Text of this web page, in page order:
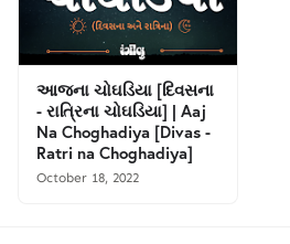
આજના ચોઘડિયા [દિવસના
- રાત્રિના ચોઘડિયા] | Aaj
Na Choghadiya [Divas -
Ratri na Choghadiya]
October 18, 2022